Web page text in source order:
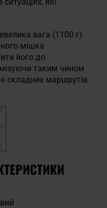
вага (1100 г)
мішка
його до
таким чином
складних маршрутів.